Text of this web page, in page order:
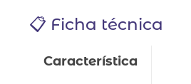
📋 Ficha técnica
Característica